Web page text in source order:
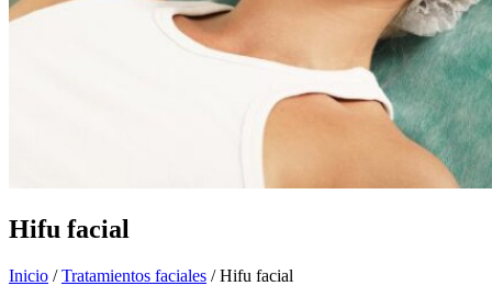
Hifu facial
Inicio /Tratamientos faciales / Hifu facial